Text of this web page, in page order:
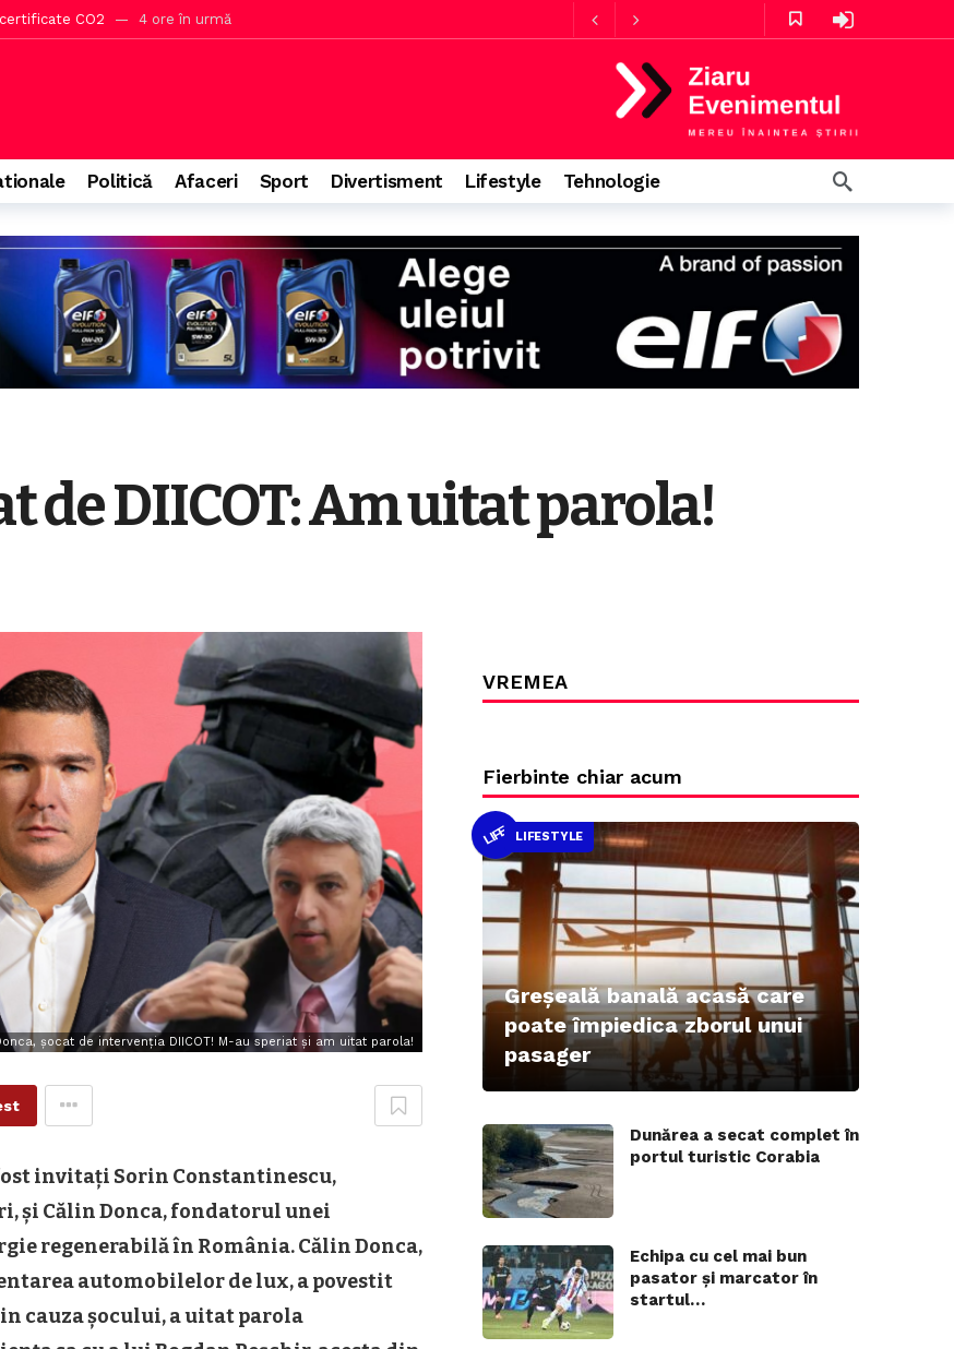
CO2 4 ore în urmă
impact pentru turiști 6 ore în urmă
trimiși Ucrainei se întorc în UE 46 de minute în urmă
Politică Afaceri Sport Divertisment Lifestyle Tehnologie
de DIICOT: Am uitat parola!
șocat de intervenția DIICOT! M-au speriat și am uitat parola!
invitați Sorin Constantinescu,
și Călin Donca, fondatorul unei
regenerabilă în România. Călin Donca,
automobilelor de lux, a povestit
cauza șocului, a uitat parola
VREMEA
Fierbinte chiar acum
LIFE LIFESTYLE
Greșeală banală acasă care
poate împiedica zborul unui
pasager
Dunărea a secat complet în
portul turistic Corabia
Echipa cu cel mai bun
pasator și marcator în
startul…